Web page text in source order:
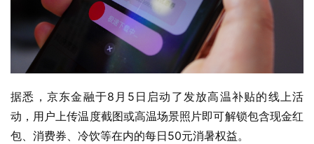
据悉，京东金融于8月5日启动了发放高温补贴的线上活
动，用户上传温度截图或高温场景照片即可解锁包含现金红
包、消费券、冷饮等在内的每日50元消暑权益。